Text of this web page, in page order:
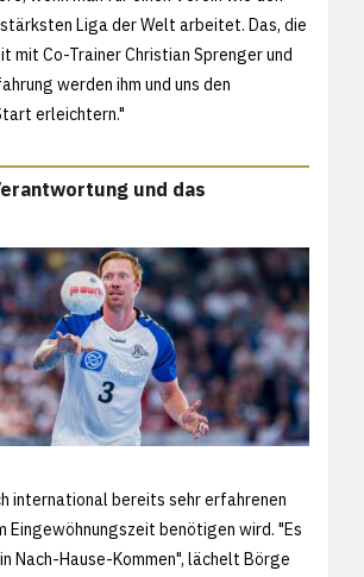
stärksten Liga der Welt arbeitet. Das, die
mit Co-Trainer Christian Sprenger und
werden ihm und uns den
erleichtern."
und das
international bereits sehr erfahrenen
Eingewöhnungszeit benötigen wird. "Es
Nach-Hause-Kommen", lächelt Börge